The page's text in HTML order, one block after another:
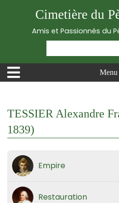
Cimetière du
Amis et Passionnés du
Menu
TESSIER Alexandre
1839)
Empire
Restauration